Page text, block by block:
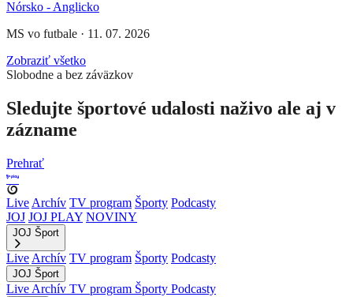
Nórsko - Anglicko
MS vo futbale · 11. 07. 2026
Zobraziť všetko
Slobodne a bez záväzkov
Sledujte športové udalosti naživo ale aj v
zázname
Prehrať
Live Archív TV program Športy Podcasty
JOJ JOJ PLAY NOVINY
JOJ Šport
Live Archív TV program Športy Podcasty
JOJ Šport
Live Archív TV program Športy Podcasty